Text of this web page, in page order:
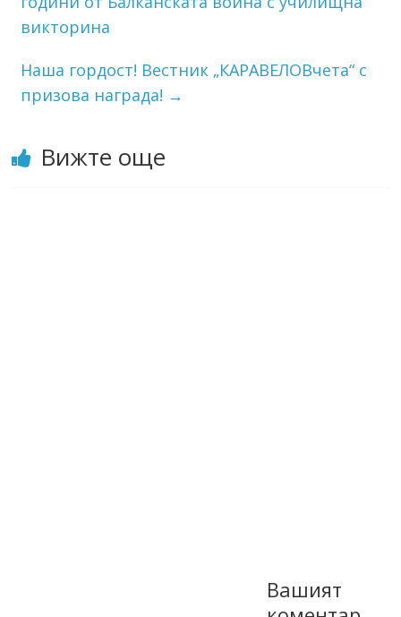
викторина
Наша гордост! Вестник „КАРАВЕЛОВчета“ с
призова награда! →
Вижте още
Вашият